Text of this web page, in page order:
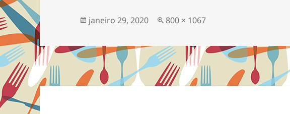
Publicado
janeiro 29, 2020
Tamanho
800 × 1067